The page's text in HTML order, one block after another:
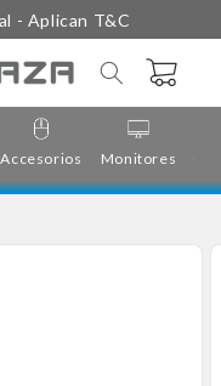
- Aplican T&C
Carrito
Accesorios Monitores